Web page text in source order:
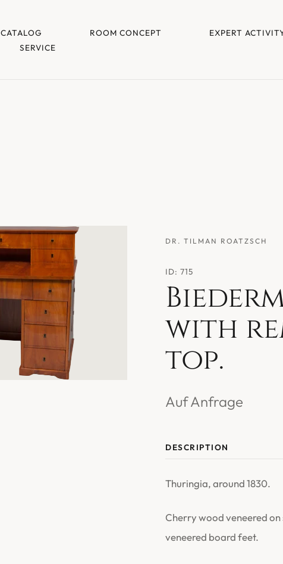
CATALOG ROOM CONCEPT
EXPERT
SERVICE
DR. TILMAN ROATZSCH
ID: 715
with
top.
Auf Anfrage
DESCRIPTION
Thuringia, around 1830.
Cherry wood veneered
veneered board feet.